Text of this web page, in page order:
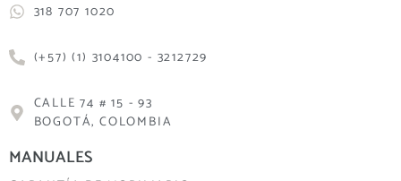
318 707 1020
(+57) (1) 3104100 - 3212729
CALLE 74 # 15 - 93
BOGOTÁ, COLOMBIA
MANUALES